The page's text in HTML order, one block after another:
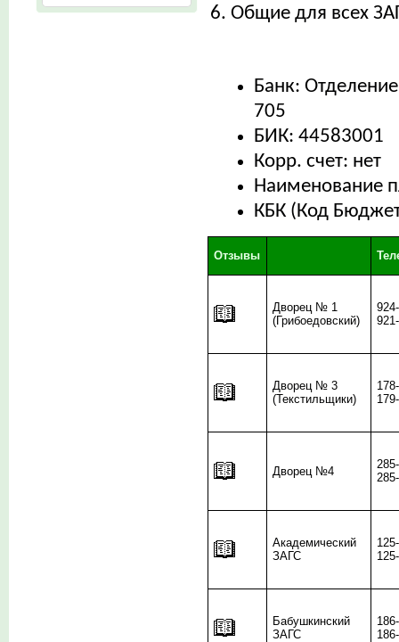
Общие для всех
Банк:
705
БИК: 44583001
Корр. счет: нет
Наименование
КБК (Код
Отзывы
Дворец № 1
(Грибоедовский)
Дворец № 3
(Текстильщики)
Дворец №4
Академический
ЗАГС
Бабушкинский
ЗАГС